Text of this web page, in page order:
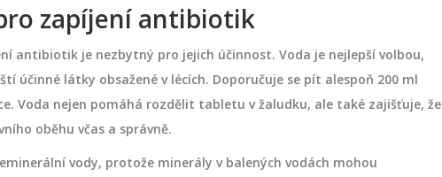
zapíjení antibiotik
antibiotik je nezbytný pro jejich účinnost. Voda je nejlepší volbou,
účinné látky obsažené v lécích. Doporučuje se pít alespoň 200 ml
Voda nejen pomáhá rozdělit tabletu v žaludku, ale také zajišťuje, že
oběhu včas a správně.
vody, protože minerály v balených vodách mohou
bakteriím a kvasinkám, což přispívá k
celkovému zdraví intimních partií. Tento
článek vám poskytne přehled metod, jak
dostat laktobacily do pochvy, jaké jsou
října 30 2024